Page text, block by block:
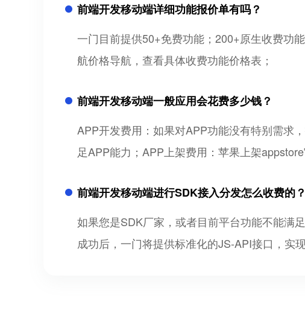
前端开发移动端详细功能报价单有吗？
一门目前提供50+免费功能；200+原生收费功
航价格导航，查看具体收费功能价格表；
前端开发移动端一般应用会花费多少钱？
APP开发费用：如果对APP功能没有特别需求
足APP能力；APP上架费用：苹果上架
前端开发移动端进行SDK接入分发怎么收费的？
如果您是SDK厂家，或者目前平台功能不能满
成功后，一门将提供标准化的JS-API接口，实